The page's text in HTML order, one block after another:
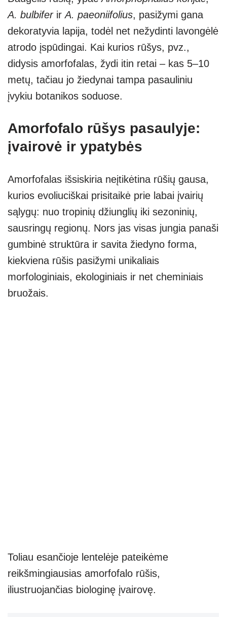
A. bulbiferirA. paeoniifolius, pasižymi gana
dekoratyvia lapija, todėl net nežydinti lavongėlė
atrodo įspūdingai. Kai kurios rūšys, pvz.,
didysis amorfofalas, žydi itin retai – kas 5–10
metų, tačiau jo žiedynai tampa pasauliniu
įvykiu botanikos soduose.
Amorfofalo rūšys pasaulyje:
įvairovė ir ypatybės
Amorfofalas išsiskiria neįtikėtina rūšių gausa,
kurios evoliuciškai prisitaikė prie labai įvairių
sąlygų: nuo tropinių džiunglių iki sezoninių,
sausringų regionų. Nors jas visas jungia panaši
gumbinė struktūra ir savita žiedyno forma,
kiekviena rūšis pasižymi unikaliais
morfologiniais, ekologiniais ir net cheminiais
bruožais.
Toliau esančioje lentelėje pateikėme
reikšmingiausias amorfofalo rūšis,
iliustruojančias biologinę įvairovę.